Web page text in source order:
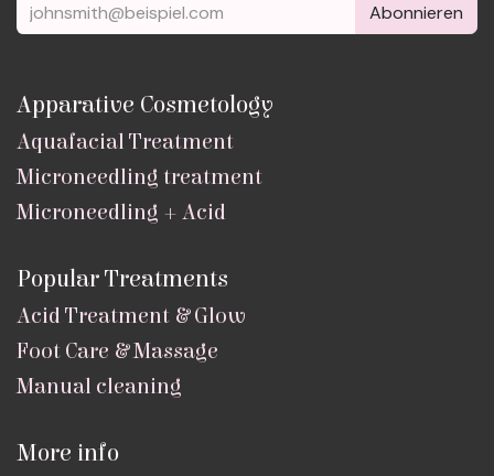
Abonnieren
Apparative Cosmetology
Aquafacial Treatment
Microneedling treatment
Microneedling + Acid
Popular Treatments
Acid Treatment & Glow
Foot Care & Massage
Manual cleaning
More info